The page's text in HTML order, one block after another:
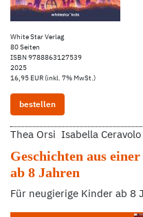
White Star Verlag
80 Seiten
ISBN 9788863127539
2025
16,95 EUR (inkl. 7% MwSt.)
bestellen
Thea Orsi Isabella Ceravolo
Geschichten aus
ab 8 Jahren
Für neugierige Kinder ab 8